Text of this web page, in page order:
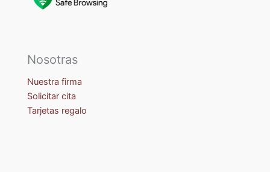
Nosotras
Nuestra firma
Solicitar cita
Tarjetas regalo